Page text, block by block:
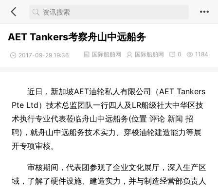
AET Tankers考察舟山中远船务
2017-09-29 19:36 1184
0
国际船舶网
国际船舶网
近日，新加坡AET油轮私人有限公司（AET Tankers
Pte Ltd）技术总监团队一行四人及LR船级社大中华区技
术执行专业代表莅临舟山中远船务(位置 评论 新闻 招
聘)，就舟山中远船务技术实力、穿梭油轮建造能力等展
开专项审核。
审核期间，代表团参观了企业文化展厅，深入生产区
域，了解了硬件设施、建造实力，并与制造经营部负责人